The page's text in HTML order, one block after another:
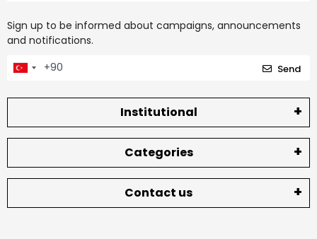
Sign up to be informed about campaigns, announcements
and notifications.
Send
Institutional
Categories
Contact us